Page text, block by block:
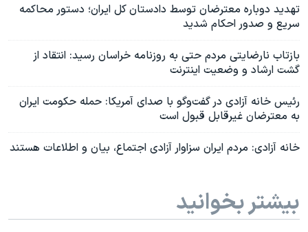
تهدید دوباره معترضان توسط دادستان کل ایران؛ دستور محاکمه
سریع و صدور احکام شدید
بازتاب نارضایتی مردم حتی به روزنامه خراسان رسید: انتقاد از
گشت ارشاد و وضعیت اینترنت
رئيس خانه آزادی در گفت‌وگو با صدای آمریکا: حمله حکومت ایران
به معترضان غیرقابل قبول است
خانه آزادی: مردم ایران سزاوار آزادی اجتماع، بیان و اطلاعات هستند
بیشتر بخوانید